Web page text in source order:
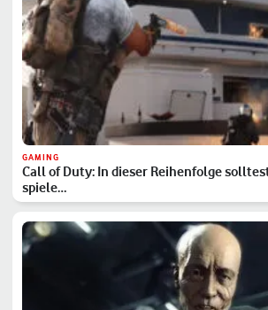
GAMING
Call of Duty: In dieser Reihenfolge
spiele…